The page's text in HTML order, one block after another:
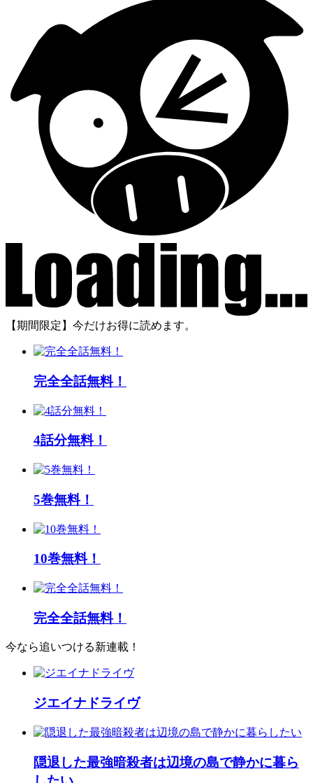
【期間限定】今だけお得に読めます。
完全全話無料！
4話分無料！
5巻無料！
10巻無料！
完全全話無料！
今なら追いつける新連載！
ジエイナドライヴ
隠退した最強暗殺者は辺境の島で静かに暮ら